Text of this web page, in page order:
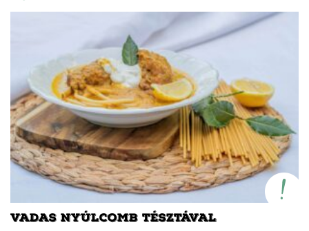
VADAS NYÚLCOMB TÉSZTÁVAL